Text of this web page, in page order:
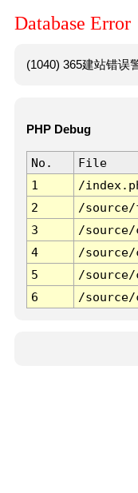
Database Error
(1040) 365建站错误
PHP Debug
No. File
1
/
2
/
3
/
4
/
5
/
6
/